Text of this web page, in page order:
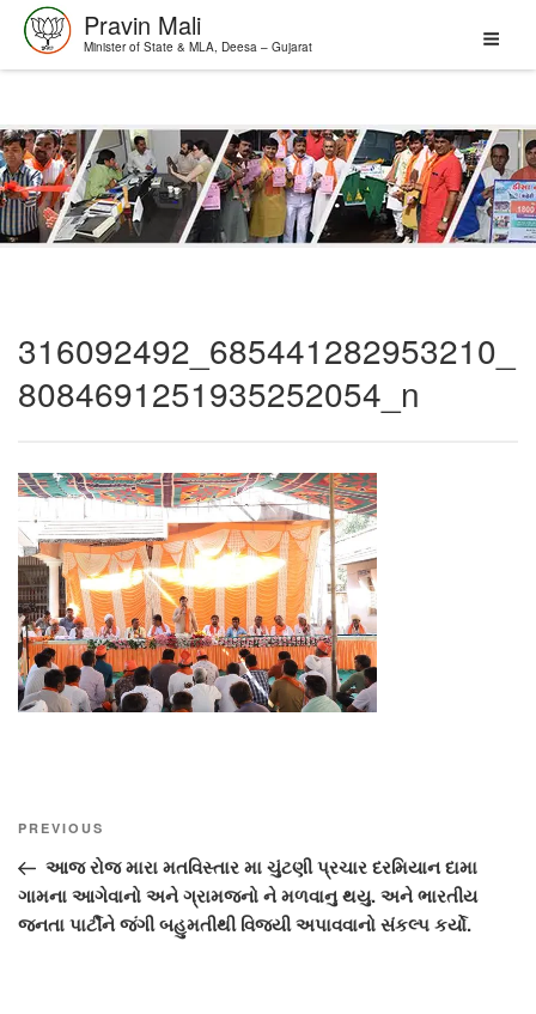
Skip
to
content
Pravin Mali
Minister of State & MLA, Deesa – Gujarat
316092492_685441282953210_
8084691251935252054_n
Post
navigation
Previous
Post
PREVIOUS
આજ રોજ મારા મતવિસ્તાર મા ચુંટણી પ્રચાર દરમિયાન દામા
ગામના આગેવાનો અને ગ્રામજનો ને મળવાનુ થયુ. અને ભારતીય
જનતા પાર્ટીને જંગી બહુમતીથી વિજયી અપાવવાનો સંકલ્પ કર્યો.